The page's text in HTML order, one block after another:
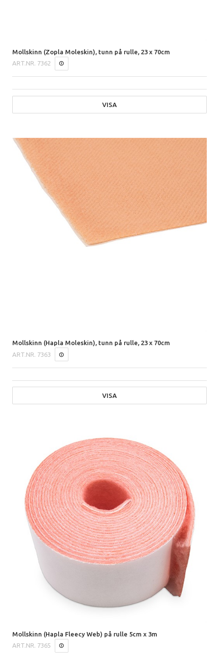
Mollskinn (Zopla Moleskin), tunn på rulle, 23 x 70cm
ART.NR. 7362
VISA
Mollskinn (Hapla Moleskin), tunn på rulle, 23 x 70cm
ART.NR. 7363
VISA
Mollskinn (Hapla Fleecy Web) på rulle 5cm x 3m
ART.NR. 7365